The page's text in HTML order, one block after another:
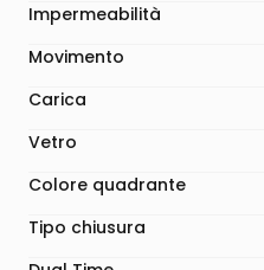
Impermeabilità
Movimento
Carica
Vetro
Colore quadrante
Tipo chiusura